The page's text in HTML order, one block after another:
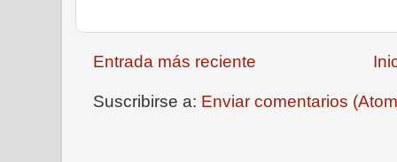
Entrada más reciente
Suscribirse a: Enviar comentarios